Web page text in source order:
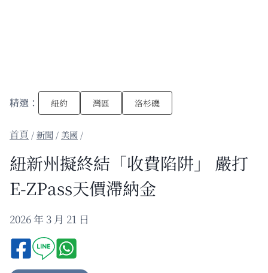
精選： 紐約 灣區 洛杉磯
/新聞 / 美國 /
紐新州擬終結「收費陷阱」 嚴打
E-ZPass天價滯納金
2026 年 3 月 21 日